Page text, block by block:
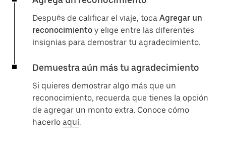
Después de calificar el viaje, toca Agregar un
reconocimiento y elige entre las diferentes
insignias para demostrar tu agradecimiento.
Demuestra aún más tu agradecimiento
Si quieres demostrar algo más que un
reconocimiento, recuerda que tienes la opción
de agregar un monto extra. Conoce cómo
hacerlo aquí.